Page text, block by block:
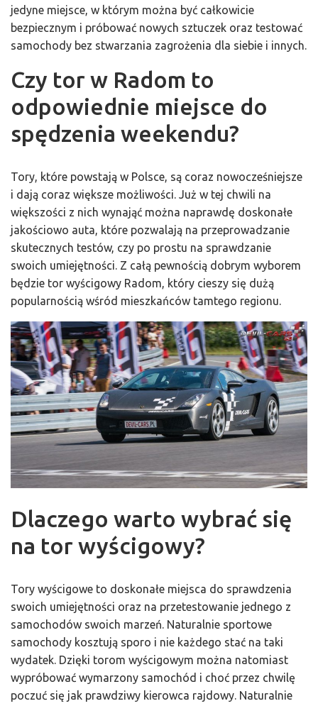
jedyne miejsce, w którym można być całkowicie
bezpiecznym i próbować nowych sztuczek oraz testować
samochody bez stwarzania zagrożenia dla siebie i innych.
Czy tor w Radom to
odpowiednie miejsce do
spędzenia weekendu?
Tory, które powstają w Polsce, są coraz nowocześniejsze
i dają coraz większe możliwości. Już w tej chwili na
większości z nich wynająć można naprawdę doskonałe
jakościowo auta, które pozwalają na przeprowadzanie
skutecznych testów, czy po prostu na sprawdzanie
swoich umiejętności. Z całą pewnością dobrym wyborem
będzie tor wyścigowy Radom, który cieszy się dużą
popularnością wśród mieszkańców tamtego regionu.
Dlaczego warto wybrać się
na tor wyścigowy?
Tory wyścigowe to doskonałe miejsca do sprawdzenia
swoich umiejętności oraz na przetestowanie jednego z
samochodów swoich marzeń. Naturalnie sportowe
samochody kosztują sporo i nie każdego stać na taki
wydatek. Dzięki torom wyścigowym można natomiast
wypróbować wymarzony samochód i choć przez chwilę
poczuć się jak prawdziwy kierowca rajdowy. Naturalnie